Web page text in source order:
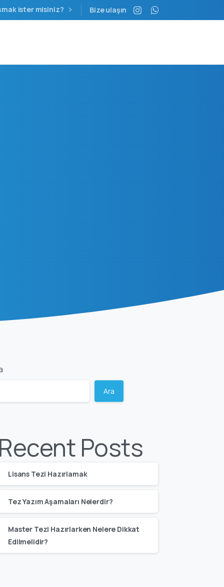
ister misiniz? Bize ulaşın
Ara
Posts
Lisans Tezi Hazırlamak
Tez Yazım Aşamaları Nelerdir?
Master Tezi Hazırlarken Nelere Dikkat
Edilmelidir?